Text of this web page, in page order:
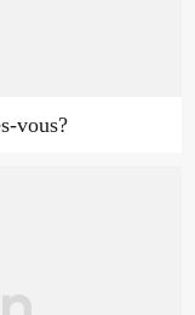
vous?